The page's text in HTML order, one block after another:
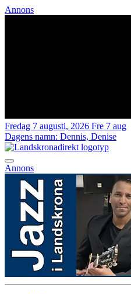
Annons
Fredag 7 augusti, 2026 Fre 7 aug
Dagens namn: Dennis, Denise
Annons